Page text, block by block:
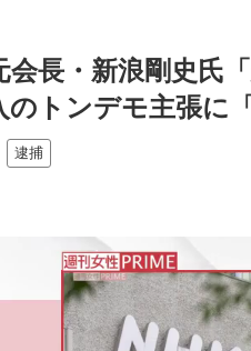
会長・新浪剛史氏
トンデモ主張に
逮捕